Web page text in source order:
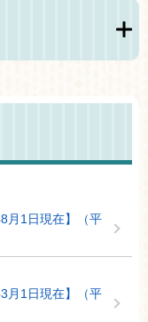
月1日現在】（平
月1日現在】（平